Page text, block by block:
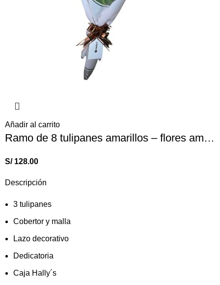
Añadir al carrito
Ramo de 8 tulipanes amarillos – flores amarillas
S/128.00
Descripción
3 tulipanes
Cobertor y malla
Lazo decorativo
Dedicatoria
Caja Hally´s